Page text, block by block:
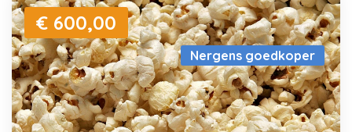
Nergens goedkoper
€ 600,00